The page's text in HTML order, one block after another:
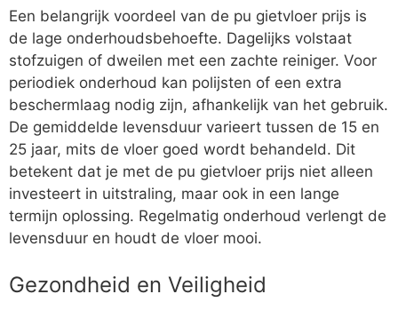
Een belangrijk voordeel van de pu gietvloer prijs is
de lage onderhoudsbehoefte. Dagelijks volstaat
stofzuigen of dweilen met een zachte reiniger. Voor
periodiek onderhoud kan polijsten of een extra
beschermlaag nodig zijn, afhankelijk van het gebruik.
De gemiddelde levensduur varieert tussen de 15 en
25 jaar, mits de vloer goed wordt behandeld. Dit
betekent dat je met de pu gietvloer prijs niet alleen
investeert in uitstraling, maar ook in een lange
termijn oplossing. Regelmatig onderhoud verlengt de
levensduur en houdt de vloer mooi.
Gezondheid en Veiligheid